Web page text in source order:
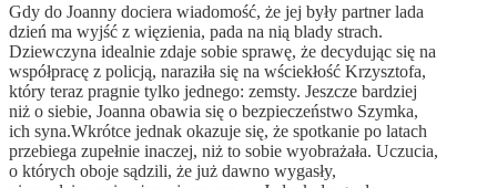
Gdy do Joanny dociera wiadomość, że jej były partner lada
dzień ma wyjść z więzienia, pada na nią blady strach.
Dziewczyna idealnie zdaje sobie sprawę, że decydując się na
współpracę z policją, naraziła się na wściekłość Krzysztofa,
który teraz pragnie tylko jednego: zemsty. Jeszcze bardziej
niż o siebie, Joanna obawia się o bezpieczeństwo Szymka,
ich syna.Wkrótce jednak okazuje się, że spotkanie po latach
przebiega zupełnie inaczej, niż to sobie wyobrażała. Uczucia,
o których oboje sądzili, że już dawno wygasły,